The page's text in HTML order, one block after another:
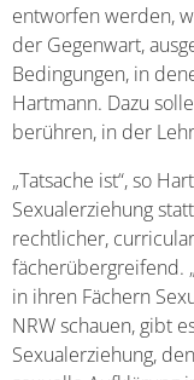
entworfen werden,
der Gegenwart,
Bedingungen, in
Hartmann. Dazu
berühren, in der
„Tatsache ist“, so
Sexualerziehung
rechtlicher,
fächerübergreifend.
in ihren Fächern
NRW schauen, gibt
Sexualerziehung,